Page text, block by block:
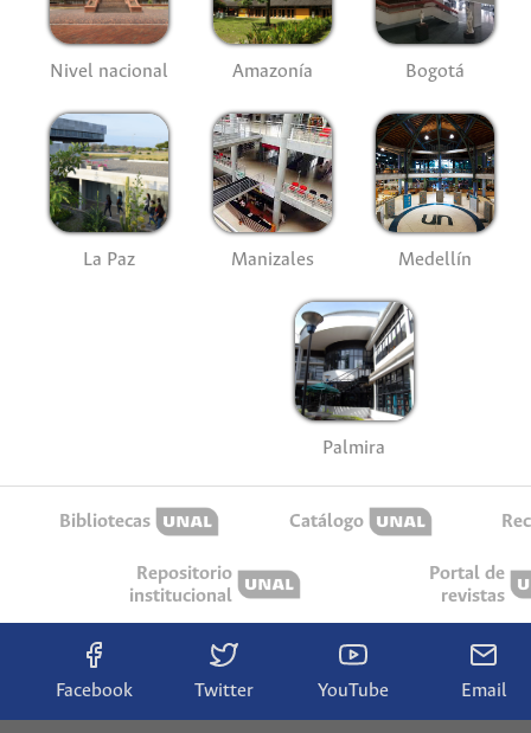
Nivel nacional Amazonía Bogotá
La Paz Manizales Medellín
Palmira
Bibliotecas Catálogo
Repositorio
institucional
Portal de
revistas
Facebook Twitter YouTube Email